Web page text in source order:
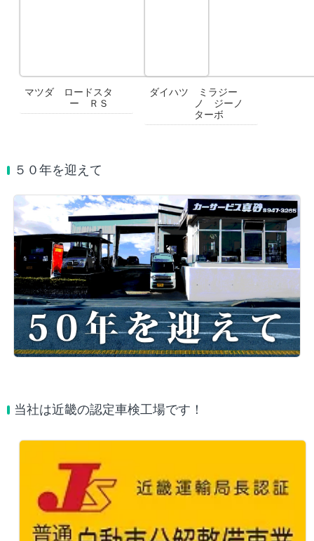
マツダ ロードスタ
ー ＲＳ
ダイハツ ミラジー
ノ ジーノ
ターボ
５０年を迎えて
当社は近畿の認定車検工場です！